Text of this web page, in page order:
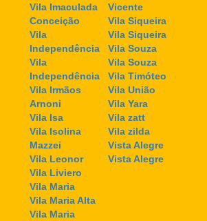
Vila Imaculada
Conceição
Vila
Independência
Vila
Independência
Vila Irmãos
Arnoni
Vila Isa
Vila Isolina
Mazzei
Vila Leonor
Vila Liviero
Vila Maria
Vila Maria Alta
Vila Maria
Vicente
Vila Siqueira
Vila Siqueira
Vila Souza
Vila Souza
Vila Timóteo
Vila União
Vila Yara
Vila zatt
Vila zilda
Vista Alegre
Vista Alegre